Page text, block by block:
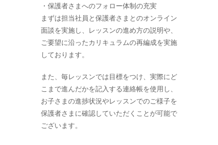
・保護者さまへのフォロー体制の充実
まずは担当社員と保護者さまとのオンライン
面談を実施し、レッスンの進め方の説明や、
ご要望に沿ったカリキュラムの再編成を実施
しております。
また、毎レッスンでは目標をつけ、実際にど
こまで進んだかを記入する連絡帳を使用し、
お子さまの進捗状況やレッスンでのご様子を
保護者さまに確認していただくことが可能で
ございます。